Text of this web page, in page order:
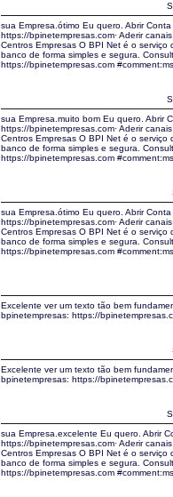
sua Empresa.ótimo Eu quero. Abrir
https://bpinetempresas.com· Aderir
Centros Empresas O BPI Net é o
banco de forma simples e segura.
https://bpinetempresas.com
sua Empresa.muito bom Eu quero. Abrir
https://bpinetempresas.com· Aderir
Centros Empresas O BPI Net é o
banco de forma simples e segura.
https://bpinetempresas.com
sua Empresa.ótimo Eu quero. Abrir
https://bpinetempresas.com· Aderir
Centros Empresas O BPI Net é o
banco de forma simples e segura.
https://bpinetempresas.com
Excelente ver um texto tão bem
bpinetempresas: https://
Excelente ver um texto tão bem
bpinetempresas: https://
sua Empresa.excelente Eu quero. Abrir
https://bpinetempresas.com· Aderir
Centros Empresas O BPI Net é o
banco de forma simples e segura.
https://bpinetempresas.com